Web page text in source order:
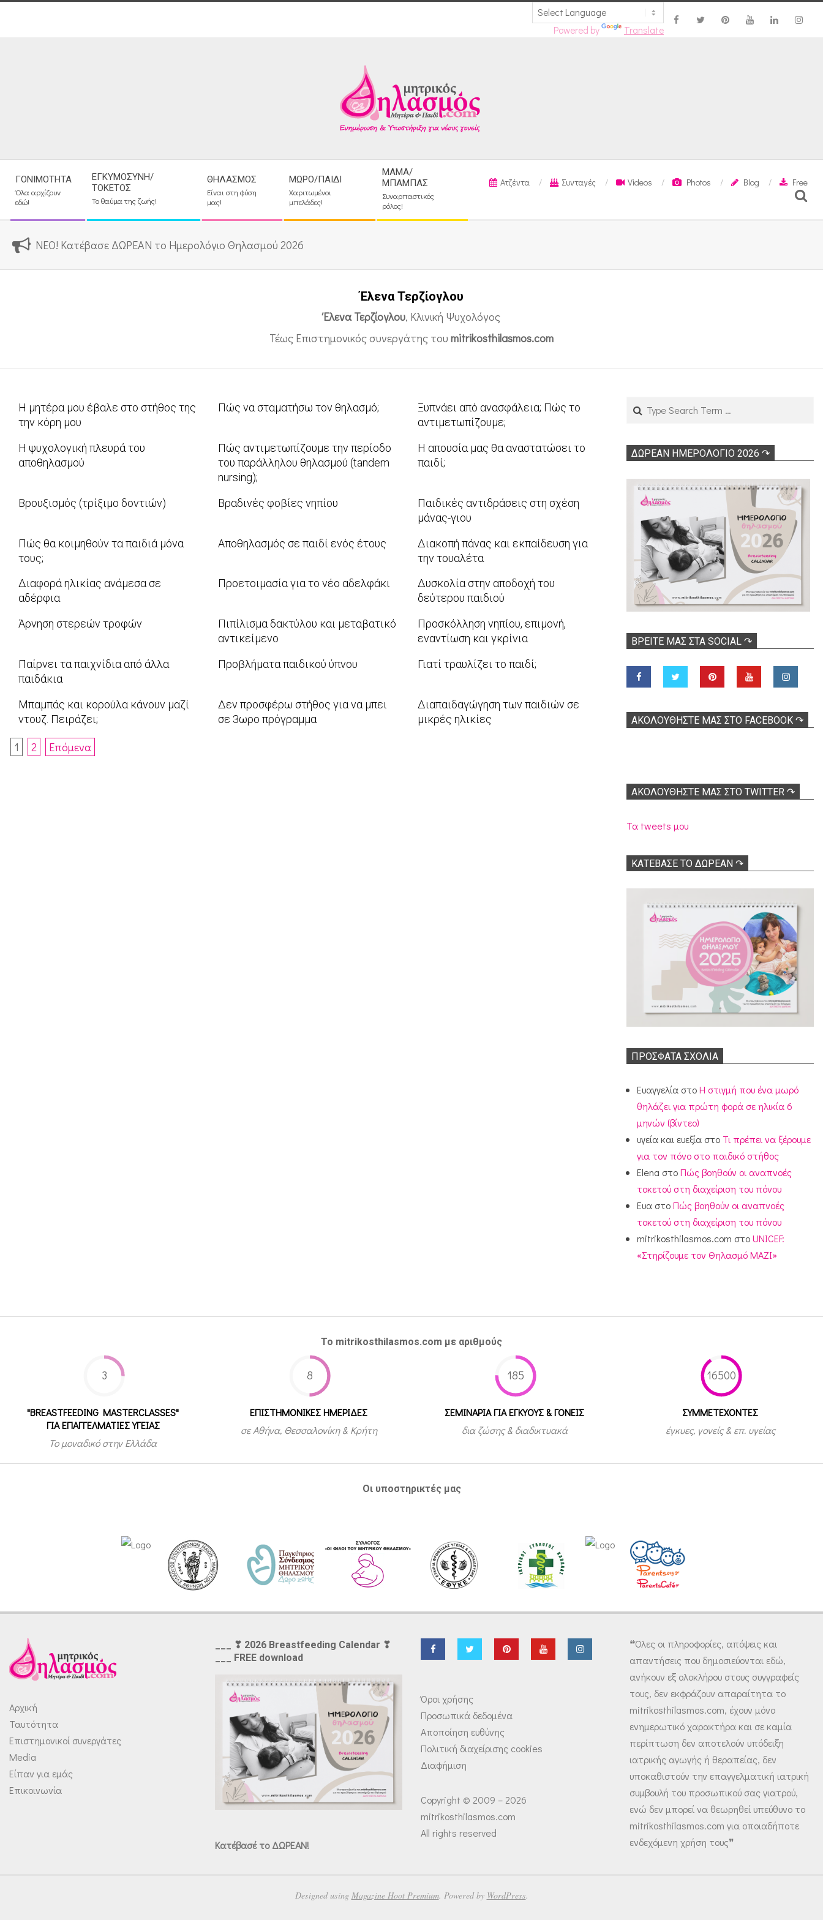
Powered by Translate
Navigation
Menu
ΓΟΝΙΜΌΤΗΤΑ
Όλα αρχίζουν
εδώ!
ΕΓΚΥΜΟΣΎΝΗ/
ΤΟΚΕΤΌΣ
Το θαύμα της ζωής!
ΘΗΛΑΣΜΌΣ
Είναι στη φύση
μας!
ΜΩΡΌ/ΠΑΙΔΊ
Χαριτωμένοι
μπελάδες!
ΜΑΜΆ/
ΜΠΑΜΠΆΣ
Συναρπαστικός
ρόλος!
Ατζέντα Συνταγές Videos Photos Blog
Free
Search
ΝΕΟ! Κατέβασε ΔΩΡΕΑΝ το Ημερολόγιο Θηλασμού 2026
Έλενα Τερζίογλου
Έλενα Τερζίογλου, Κλινική Ψυχολόγος
Τέως Επιστημονικός συνεργάτης του mitrikosthilasmos.com
Η μητέρα μου έβαλε στο στήθος της
την κόρη μου
09-
Πώς να σταματήσω τον θηλασμό;
04-
09
Ξυπνάει από ανασφάλεια; Πώς το
αντιμετωπίζουμε;
12-
Η ψυχολογική πλευρά του
αποθηλασμού
12-
Πώς αντιμετωπίζουμε την περίοδο
του παράλληλου θηλασμού (tandem
nursing);
07-
Η απουσία μας θα αναστατώσει το
παιδί;
07-
28
Βρουξισμός (τρίξιμο δοντιών)
07-
28
Βραδινές φοβίες νηπίου
07-
Παιδικές αντιδράσεις στη σχέση
μάνας-γιου
07-
Πώς θα κοιμηθούν τα παιδιά μόνα
τους;
05-
Αποθηλασμός σε παιδί ενός έτους
04-
Διακοπή πάνας και εκπαίδευση για
την τουαλέτα
04-
Διαφορά ηλικίας ανάμεσα σε
αδέρφια
04-
Προετοιμασία για το νέο αδελφάκι
04-
11
Δυσκολία στην αποδοχή του
δεύτερου παιδιού
04-
Άρνηση στερεών τροφών
03-
30
Πιπίλισμα δακτύλου και μεταβατικό
αντικείμενο
03-
Προσκόλληση νηπίου, επιμονή,
εναντίωση και γκρίνια
03-
Παίρνει τα παιχνίδια από άλλα
παιδάκια
03-
Προβλήματα παιδικού ύπνου
03-
05
Γιατί τραυλίζει το παιδί;
03-
05
Μπαμπάς και κορούλα κάνουν μαζί
ντουζ. Πειράζει;
2011-
02-
Δεν προσφέρω στήθος για να μπει
σε 3ωρο πρόγραμμα
Διαπαιδαγώγηση των παιδιών σε
μικρές ηλικίες
Πλοήγηση
άρθρων
1 2 Επόμενα
Search
ΔΩΡΕΑΝ ΗΜΕΡΟΛΟΓΙΟ 2026 ↷
ΒΡΕΊΤΕ ΜΑΣ ΣΤΑ SOCIAL ↷
ΑΚΟΛOΥΘΉΣΤΕ ΜΑΣ ΣΤΟ FACEBOOK ↷
ΑΚΟΛΟΥΘΉΣΤΕ ΜΑΣ ΣΤΟ TWITTER ↷
Τα tweets μου
ΚΑΤΕΒΑΣΕ ΤΟ ΔΩΡΕΑΝ ↷
ΠΡΌΣΦΑΤΑ ΣΧΌΛΙΑ
Ευαγγελία στοΗ στιγμή που ένα μωρό
θηλάζει για πρώτη φορά σε ηλικία 6
μηνών (βίντεο)
υγεία και ευεξία στο Τι πρέπει να ξέρουμε
για τον πόνο στο παιδικό στήθος
Elena στοΠώς βοηθούν οι αναπνοές
τοκετού στη διαχείριση του πόνου
Ευα στοΠώς βοηθούν οι αναπνοές
τοκετού στη διαχείριση του πόνου
mitrikosthilasmos.com στοUNICEF:
«Στηρίζουμε τον Θηλασμό ΜΑΖΙ»
Το mitrikosthilasmos.com με αριθμούς
3
"BREASTFEEDING MASTERCLASSES"
ΓΙΑ ΕΠΑΓΓΕΛΜΑΤΙΕΣ ΥΓΕΙΑΣ
Το μοναδικό στην Ελλάδα
8
ΕΠΙΣΤΗΜΟΝΙΚΕΣ ΗΜΕΡΙΔΕΣ
σε Αθήνα, Θεσσαλονίκη & Κρήτη
185
ΣΕΜΙΝΑΡΙΑ ΓΙΑ ΕΓΚΥΟΥΣ & ΓΟΝΕΙΣ
δια ζώσης & διαδικτυακά
16500
ΣΥΜΜΕΤEΧΟΝΤΕΣ
έγκυες, γονείς & επ. υγείας
Οι υποστηρικτές μας
Αρχική
Ταυτότητα
Επιστημονικοί συνεργάτες
Media
Είπαν για εμάς
Επικοινωνία
___ ❣ 2026 Breastfeeding Calendar ❣
___ FREE download
Κατέβασέ το ΔΩΡΕΑΝ!
Όροι χρήσης
Προσωπικά δεδομένα
Αποποίηση ευθύνης
Πολιτική διαχείρισης cookies
Διαφήμιση
Copyright © 2009 – 2026
mitrikosthilasmos.com
All rights reserved
❝Όλες οι πληροφορίες, απόψεις και
απαντήσεις που δημοσιεύονται εδώ,
ανήκουν εξ ολοκλήρου στους συγγραφείς
τους, δεν εκφράζουν απαραίτητα το
mitrikosthilasmos.com, έχουν μόνο
ενημερωτικό χαρακτήρα και σε καμία
περίπτωση δεν αποτελούν υπόδειξη
ιατρικής αγωγής ή θεραπείας, δεν
υποκαθιστούν την επαγγελματική ιατρική
συμβουλή του προσωπικού σας γιατρού,
ενώ δεν μπορεί να θεωρηθεί υπεύθυνο το
mitrikosthilasmos.com για οποιαδήποτε
ενδεχόμενη χρήση τους❞
Designed using Magazine Hoot Premium. Powered by WordPress.